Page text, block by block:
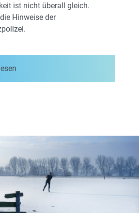
ist nicht überall gleich.
Hinweise der